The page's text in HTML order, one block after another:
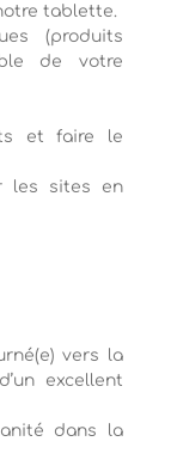
tablette.
(produits
de votre
et faire le
les sites en
vers la
excellent
dans la